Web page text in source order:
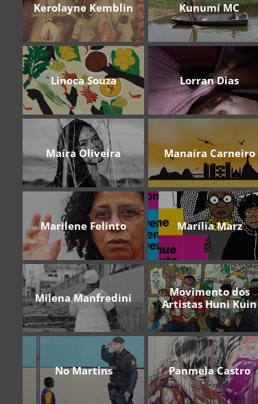
Kerolayne Kemblin Kunumí MC
Linoca Souza Lorran Dias
Maíra Oliveira Manaíra Carneiro
Marilene Felinto Marília Marz
Milena Manfredini
Movimento dos
Artistas Huni Kuin
No Martins Panmela Castro